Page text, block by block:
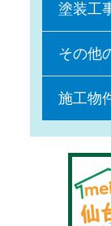
塗装工
その他
施工物